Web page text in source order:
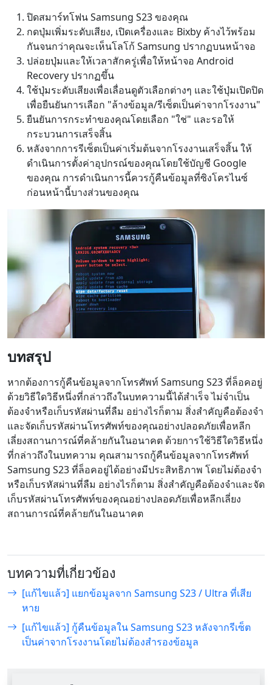
ปิดสมาร์ทโฟน Samsung S23 ของคุณ
กดปุ่มเพิ่มระดับเสียง, เปิดเครื่องและ Bixby ค้างไว้พร้อม
กันจนกว่าคุณจะเห็นโลโก้ Samsung ปรากฏบนหน้าจอ
ปล่อยปุ่มและให้เวลาสักครู่เพื่อให้หน้าจอ Android
Recovery ปรากฏขึ้น
ใช้ปุ่มระดับเสียงเพื่อเลื่อนดูตัวเลือกต่างๆ และใช้ปุ่มเปิดปิด
เพื่อยืนยันการเลือก "ล้างข้อมูล/รีเซ็ตเป็นค่าจากโรงงาน"
ยืนยันการกระทำของคุณโดยเลือก "ใช่" และรอให้
กระบวนการเสร็จสิ้น
หลังจากการรีเซ็ตเป็นค่าเริ่มต้นจากโรงงานเสร็จสิ้น ให้
ดำเนินการตั้งค่าอุปกรณ์ของคุณโดยใช้บัญชี Google
ของคุณ การดำเนินการนี้ควรกู้คืนข้อมูลที่ซิงโครไนซ์
ก่อนหน้านี้บางส่วนของคุณ
บทสรุป
หากต้องการกู้คืนข้อมูลจากโทรศัพท์ Samsung S23 ที่ล็อคอยู่
ด้วยวิธีใดวิธีหนึ่งที่กล่าวถึงในบทความนี้ได้สำเร็จ ไม่จำเป็น
ต้องจำหรือเก็บรหัสผ่านที่ลืม อย่างไรก็ตาม สิ่งสำคัญคือต้องจำ
และจัดเก็บรหัสผ่านโทรศัพท์ของคุณอย่างปลอดภัยเพื่อหลีก
เลี่ยงสถานการณ์ที่คล้ายกันในอนาคต ด้วยการใช้วิธีใดวิธีหนึ่ง
ที่กล่าวถึงในบทความ คุณสามารถกู้คืนข้อมูลจากโทรศัพท์
Samsung S23 ที่ล็อคอยู่ได้อย่างมีประสิทธิภาพ โดยไม่ต้องจำ
หรือเก็บรหัสผ่านที่ลืม อย่างไรก็ตาม สิ่งสำคัญคือต้องจำและจัด
เก็บรหัสผ่านโทรศัพท์ของคุณอย่างปลอดภัยเพื่อหลีกเลี่ยง
สถานการณ์ที่คล้ายกันในอนาคต
บทความที่เกี่ยวข้อง
[แก้ไขแล้ว] แยกข้อมูลจาก Samsung S23 / Ultra ที่เสีย
หาย
[แก้ไขแล้ว] กู้คืนข้อมูลใน Samsung S23 หลังจากรีเซ็ต
เป็นค่าจากโรงงานโดยไม่ต้องสำรองข้อมูล